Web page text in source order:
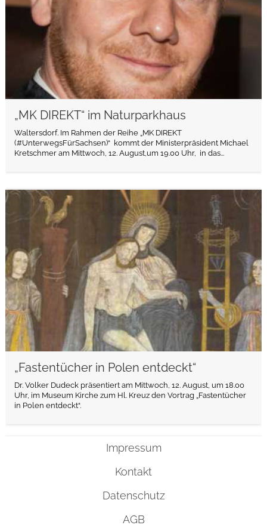
„MK DIREKT“ im Naturparkhaus
Waltersdorf. Im Rahmen der Reihe „MK DIREKT
(#UnterwegsFürSachsen)“ kommt der Ministerpräsident Michael
Kretschmer am Mittwoch, 12. August,um 19.00 Uhr, in das...
„Fastentücher in Polen entdeckt“
Dr. Volker Dudeck präsentiert am Mittwoch, 12. August, um 18.00
Uhr, im Museum Kirche zum Hl. Kreuz den Vortrag „Fastentücher
in Polen entdeckt“.
weiterlesen
Impressum
Kontakt
Datenschutz
AGB